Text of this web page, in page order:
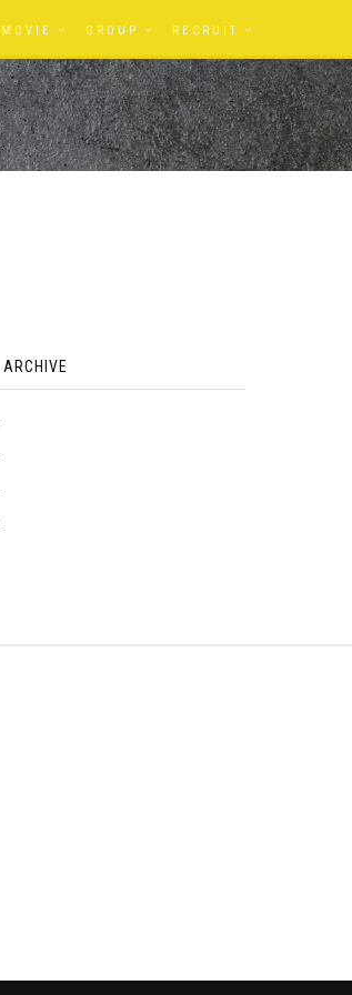
MOVIE GROUP RECRUIT
ARCHIVE